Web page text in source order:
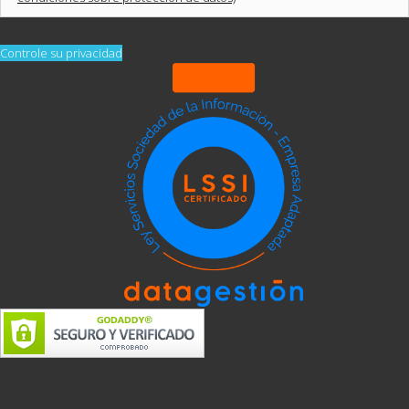
Controle su privacidad